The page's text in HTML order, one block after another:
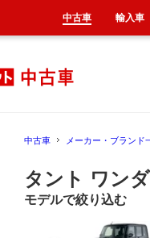
中古車 メーカー・ブランド
タント ワン
モデルで絞り込む
中古車 輸入車